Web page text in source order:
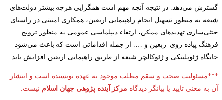
گسترش می‌دهد. در نتیجه آنچه مهم است همگرایی هرچه بیشتر دولت‌های
شیعه به منظور تسهیل انجام راهپیمایی اربعین، همکاری امنیتی در راستای
خنثی‌سازی تهدیدهای ممکن، ارتقاء دیپلماسی عمومی به منظور ترویج
فرهنگ پیاده روی اربعین و …. از جمله اقداماتی است که باعث می‌شود
جایگاه ژئوپلیتکی و ژئوکالچر شیعه از طریق راهپمایی اربعین افزایش یابد.
***مسئولیت صحت و سقم مطلب موجود به عهده نویسنده است و انتشار
آن­ به معنی تایید یا بیانگر دیدگاه مرکز آینده پژوهی جهان اسلام نیست.